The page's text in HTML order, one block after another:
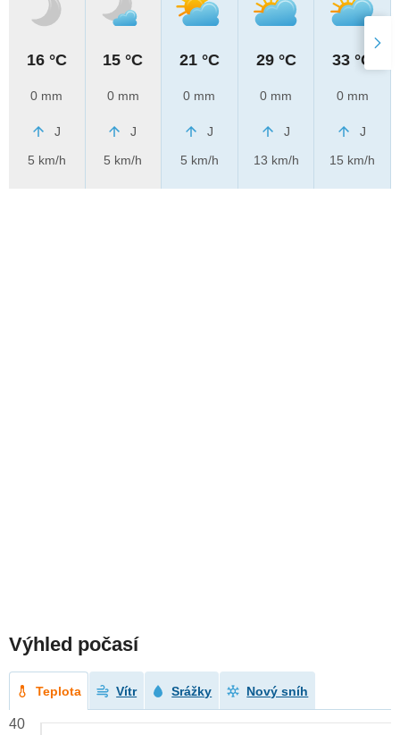
16 °C
0 mm
J
5 km/h
15 °C
0 mm
J
5 km/h
21 °C
0 mm
J
5 km/h
29 °C
0 mm
J
13 km/h
33 °C
0 mm
J
15 km/h
Výhled počasí
Teplota Vítr Srážky Nový sníh
40